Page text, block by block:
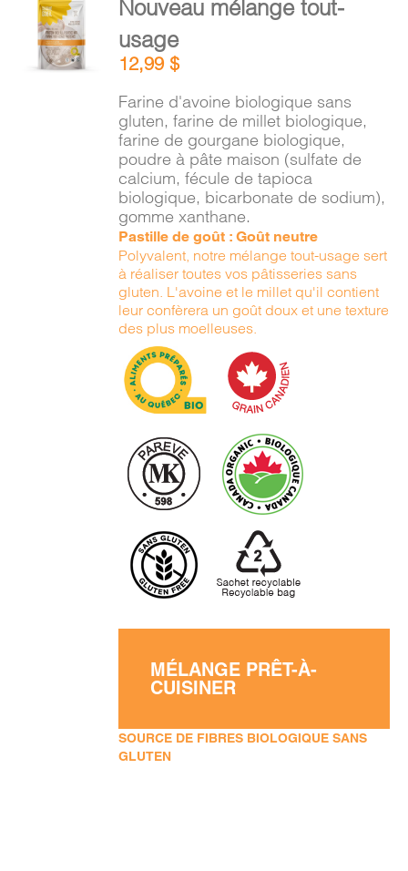
PANIER
AU
PANIER
/
DÉTAILS
Nouveau mélange tout-
usage
12,99$
Farine d'avoine biologique sans
gluten, farine de millet biologique,
farine de gourgane biologique,
poudre à pâte maison (sulfate de
calcium, fécule de tapioca
biologique, bicarbonate de sodium),
gomme xanthane.
Pastille de goût : Goût neutre
Polyvalent, notre mélange tout-usage sert
à réaliser toutes vos pâtisseries sans
gluten. L'avoine et le millet qu'il contient
leur confèrera un goût doux et une texture
des plus moelleuses.
MÉLANGE PRÊT-À-
CUISINER
SOURCE DE FIBRES BIOLOGIQUE SANS
GLUTEN